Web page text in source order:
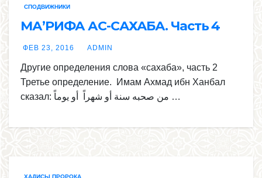
СПОДВИЖНИКИ
МА’РИФА АС-САХАБА. Часть 4
ФЕВ 23, 2016 ADMIN
Другие определения слова «сахаба», часть 2
Третье определение. Имам Ахмад ибн Ханбал
сказал: من صحبه سنة أو شهراً أو يوماً …
ХАДИСЫ ПРОРОКА